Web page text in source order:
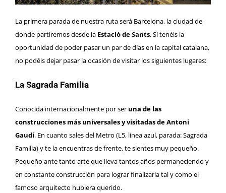
La primera parada de nuestra ruta será Barcelona, la ciudad de
donde partiremos desde la Estació de Sants. Si tenéis la
oportunidad de poder pasar un par de días en la capital catalana,
no podéis dejar pasar la ocasión de visitar los siguientes lugares:
La Sagrada Familia
Conocida internacionalmente por ser una de las
construcciones más universales y visitadas deAntoni
Gaudí. En cuanto sales del Metro (L5, línea azul, parada: Sagrada
Familia) y te la encuentras de frente, te sientes muy pequeño.
Pequeño ante tanto arte que lleva tantos años permaneciendo y
en constante construcción para lograr finalizarla tal y como el
famoso arquitecto hubiera querido.